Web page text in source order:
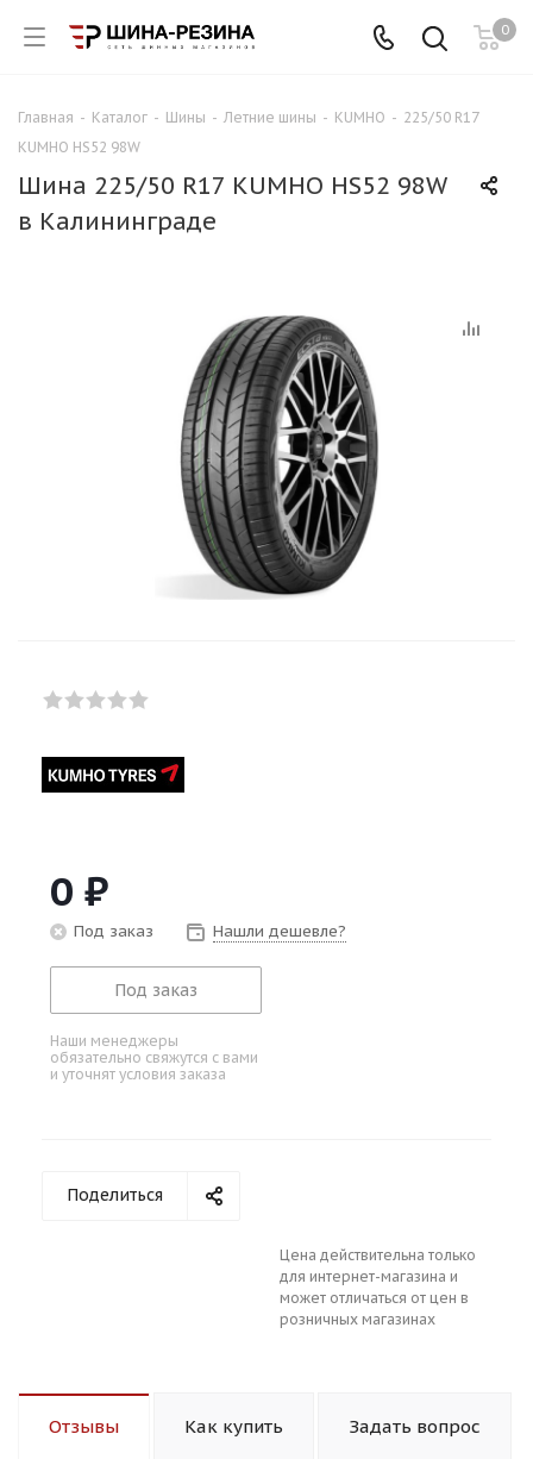
0
Главная - Каталог - Шины - Летние шины - KUMHO - 225/50 R17
KUMHO HS52 98W
Шина 225/50 R17 KUMHO HS52 98W
в Калининграде
0 ₽
Под заказ Нашли дешевле?
Под заказ
Наши менеджеры
обязательно свяжутся с вами
и уточнят условия заказа
Поделиться
Цена действительна только
для интернет-магазина и
может отличаться от цен в
розничных магазинах
Отзывы Как купить Задать вопрос